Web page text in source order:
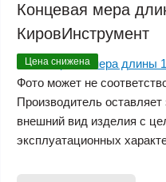
Концевая мера
КировИнструмент
Цена снижена
Фото может не
Производитель
внешний вид изделия с
эксплуатационных